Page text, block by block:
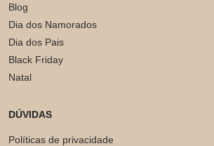
Blog
Dia dos Namorados
Dia dos Pais
Black Friday
Natal
DÚVIDAS
Políticas de privacidade